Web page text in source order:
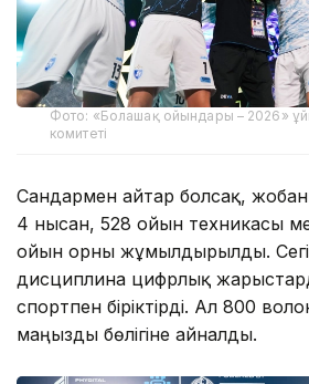
Фото: «Болашақ ойындары – 2026»
комитеті
Сандармен айтар болсақ,
4 нысан, 528 ойын техникасы
ойын орны жұмылдырылды.
дисциплина цифрлық
спортпен біріктірді. Ал 800
маңызды бөлігіне айналды.